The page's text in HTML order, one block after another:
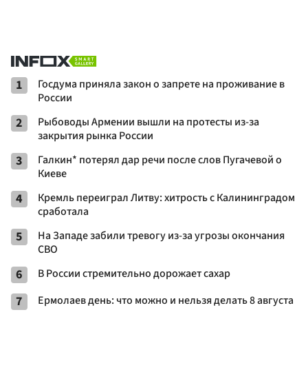
1
Госдума приняла закон о запрете на проживание в
России
2
Рыбоводы Армении вышли на протесты из-за
закрытия рынка России
3
Галкин* потерял дар речи после слов Пугачевой о
Киеве
4
Кремль переиграл Литву: хитрость с Калининградом
сработала
5
На Западе забили тревогу из-за угрозы окончания
СВО
6 В России стремительно дорожает сахар
7 Ермолаев день: что можно и нельзя делать 8 августа